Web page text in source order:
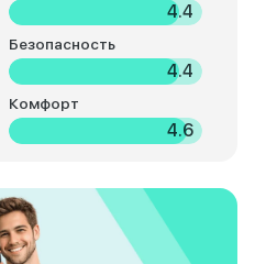
4.4
Безопасность
4.4
Комфорт
4.6